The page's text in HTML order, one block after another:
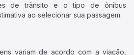
de trânsito e o tipo de ônibus
ao selecionar sua passagem.
variam de acordo com a viação,